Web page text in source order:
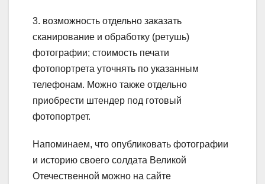
3. возможность отдельно заказать
сканирование и обработку (ретушь)
фотографии; стоимость печати
фотопортрета уточнять по указанным
телефонам. Можно также отдельно
приобрести штендер под готовый
фотопортрет.
Напоминаем, что опубликовать фотографии
и историю своего солдата Великой
Отечественной можно на сайте